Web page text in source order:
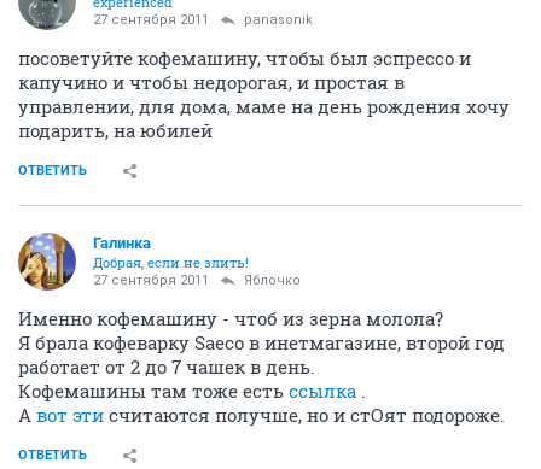
27 сентября 2011 panasonik
посоветуйте кофемашину, чтобы был эспрессо и
капучино и чтобы недорогая, и простая в
управлении, для дома, маме на день рождения хочу
подарить, на юбилей
ОТВЕТИТЬ
Галинка
Добрая, если не злить!
27 сентября 2011 Яблочко
Именно кофемашину - чтоб из зерна молола?
Я брала кофеварку Saeco в инетмагазине, второй год
работает от 2 до 7 чашек в день.
Кофемашины там тоже есть ссылка .
А вот эти считаются получше, но и стОят подороже.
ОТВЕТИТЬ